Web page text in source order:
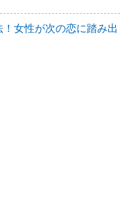
女性が次の恋に踏み出